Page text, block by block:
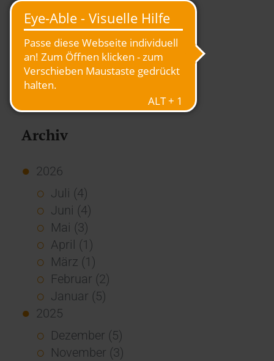
Overview
Presse
Report
Standard Echo
Stories
Archiv
2026
Juli (4)
Juni (4)
Mai (3)
April (1)
März (1)
Februar (2)
Januar (5)
2025
Dezember (5)
November (3)